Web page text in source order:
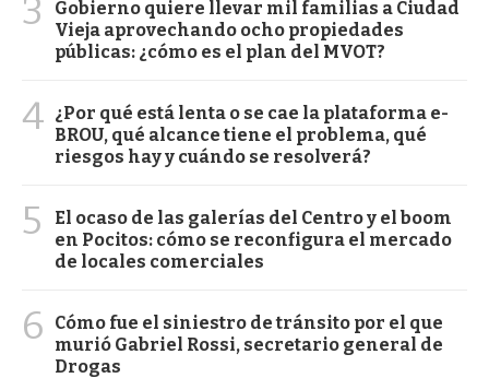
3
Gobierno quiere llevar mil familias a Ciudad
Vieja aprovechando ocho propiedades
públicas: ¿cómo es el plan del MVOT?
4 ¿Por qué está lenta o se cae la plataforma e-
BROU, qué alcance tiene el problema, qué
riesgos hay y cuándo se resolverá?
5
El ocaso de las galerías del Centro y el boom
en Pocitos: cómo se reconfigura el mercado
de locales comerciales
6
Cómo fue el siniestro de tránsito por el que
murió Gabriel Rossi, secretario general de
Drogas